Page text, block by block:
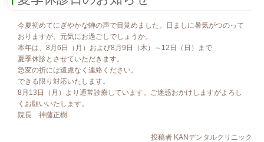
今夏初めてにぎやかな蝉の声で目覚めました。日ましに暑気がつのって
おりますが、元気にお過ごしでしょうか。
本年は、8月6日（月）および8月9日（木）～12日（日）まで
夏季休診とさせていただきます。
急変の折には遠慮なく連絡ください。
できる限り対応いたします。
8月13日（月）より通常診療しています。ご迷惑おかけしますがよろし
くお願いいたします。
院長 神藤正樹
投稿者 KANデンタルクリニック